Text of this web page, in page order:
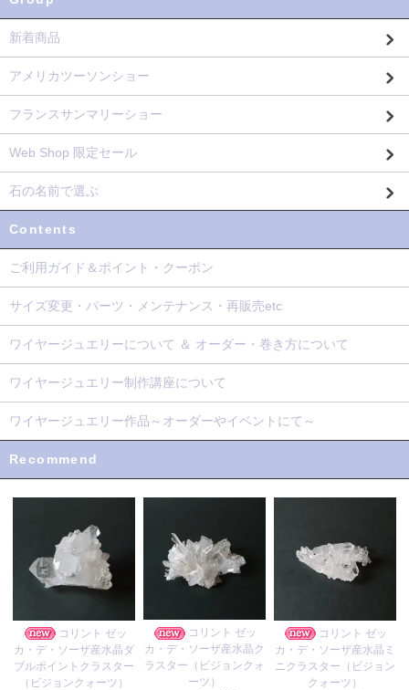
新着商品
アメリカツーソンショー
フランスサンマリーショー
Web Shop 限定セール
石の名前で選ぶ
Contents
ご利用ガイド＆ポイント・クーポン
サイズ変更・パーツ・メンテナンス・再販売etc
ワイヤージュエリーについて ＆ オーダー・巻き方について
ワイヤージュエリー制作講座について
ワイヤージュエリー作品～オーダーやイベントにて～
Recommend
コリント ゼッ
カ・デ・ソーザ産水晶ダ
ブルポイントクラスター
（ビジョンクォーツ）
コリント ゼッ
カ・デ・ソーザ産水晶ク
ラスター（ビジョンクォ
ーツ）
コリント ゼッ
カ・デ・ソーザ産水晶ミ
ニクラスター（ビジョン
クォーツ）